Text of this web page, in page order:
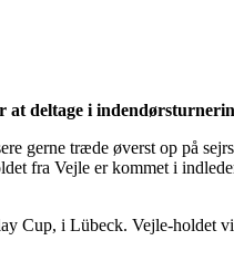
deltage i
gerne træde øverst op på
fra Vejle er kommet i
Cup, i Lübeck. Vejle-